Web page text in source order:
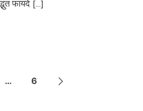
फायदे […]
… 6